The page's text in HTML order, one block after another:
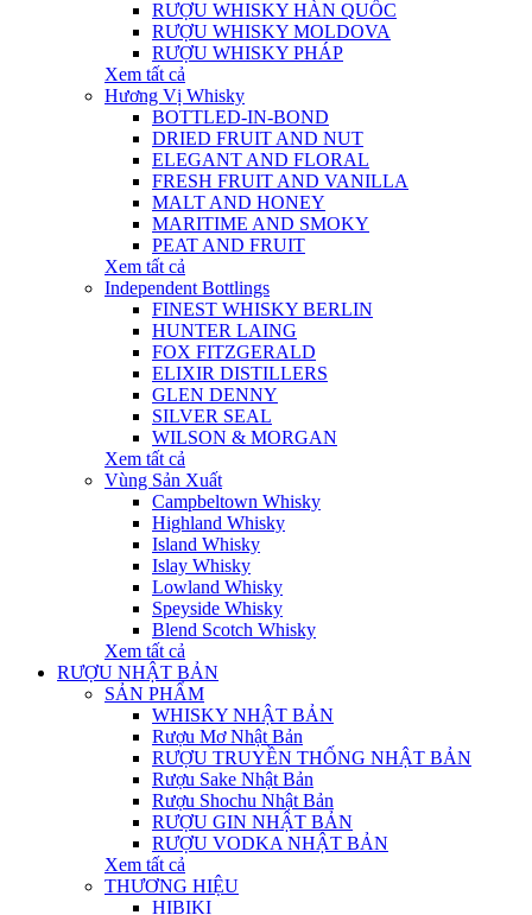
RƯỢU WHISKY HÀN QUỐC
RƯỢU WHISKY MOLDOVA
RƯỢU WHISKY PHÁP
Xem tất cả
Hương Vị Whisky
BOTTLED-IN-BOND
DRIED FRUIT AND NUT
ELEGANT AND FLORAL
FRESH FRUIT AND VANILLA
MALT AND HONEY
MARITIME AND SMOKY
PEAT AND FRUIT
Xem tất cả
Independent Bottlings
FINEST WHISKY BERLIN
HUNTER LAING
FOX FITZGERALD
ELIXIR DISTILLERS
GLEN DENNY
SILVER SEAL
WILSON & MORGAN
Xem tất cả
Vùng Sản Xuất
Campbeltown Whisky
Highland Whisky
Island Whisky
Islay Whisky
Lowland Whisky
Speyside Whisky
Blend Scotch Whisky
Xem tất cả
RƯỢU NHẬT BẢN
SẢN PHẨM
WHISKY NHẬT BẢN
Rượu Mơ Nhật Bản
RƯỢU TRUYỀN THỐNG NHẬT BẢN
Rượu Sake Nhật Bản
Rượu Shochu Nhật Bản
RƯỢU GIN NHẬT BẢN
RƯỢU VODKA NHẬT BẢN
Xem tất cả
THƯƠNG HIỆU
HIBIKI